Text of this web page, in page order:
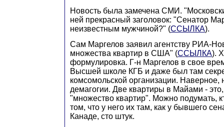
Новость была замечена СМИ.
ней прекрасный заголовок: "Сенатор
неизвестным мужчиной?" (ССЫЛКА).
Сам Маргелов заявил агентству РИА-
множества квартир в США" (ССЫЛКА).
формулировка. Г-н Маргелов в свое
Высшей школе КГБ и даже был там
комсомольской организации. Наверное,
демагогии. Две квартиры в Майами -
"множество квартир". Можно подумать,
том, что у него их там, как у бывшего
Канаде, сто штук.